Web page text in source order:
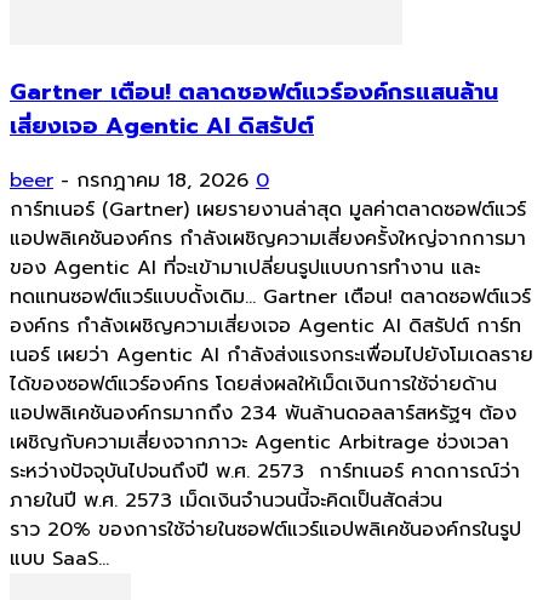
Gartner เตือน! ตลาดซอฟต์แวร์องค์กรแสนล้าน
เสี่ยงเจอ Agentic AI ดิสรัปต์
beer - กรกฎาคม 18, 2026 0
การ์ทเนอร์ (Gartner) เผยรายงานล่าสุด มูลค่าตลาดซอฟต์แวร์
แอปพลิเคชันองค์กร กำลังเผชิญความเสี่ยงครั้งใหญ่จากการมา
ของ Agentic AI ที่จะเข้ามาเปลี่ยนรูปแบบการทำงาน และ
ทดแทนซอฟต์แวร์แบบดั้งเดิม... Gartner เตือน! ตลาดซอฟต์แวร์
องค์กร กำลังเผชิญความเสี่ยงเจอ Agentic AI ดิสรัปต์ การ์ท
เนอร์ เผยว่า Agentic AI กำลังส่งแรงกระเพื่อมไปยังโมเดลราย
ได้ของซอฟต์แวร์องค์กร โดยส่งผลให้เม็ดเงินการใช้จ่ายด้าน
แอปพลิเคชันองค์กรมากถึง 234 พันล้านดอลลาร์สหรัฐฯ ต้อง
เผชิญกับความเสี่ยงจากภาวะ Agentic Arbitrage ช่วงเวลา
ระหว่างปัจจุบันไปจนถึงปี พ.ศ. 2573 การ์ทเนอร์ คาดการณ์ว่า
ภายในปี พ.ศ. 2573 เม็ดเงินจำนวนนี้จะคิดเป็นสัดส่วน
ราว 20% ของการใช้จ่ายในซอฟต์แวร์แอปพลิเคชันองค์กรในรูป
แบบ SaaS...